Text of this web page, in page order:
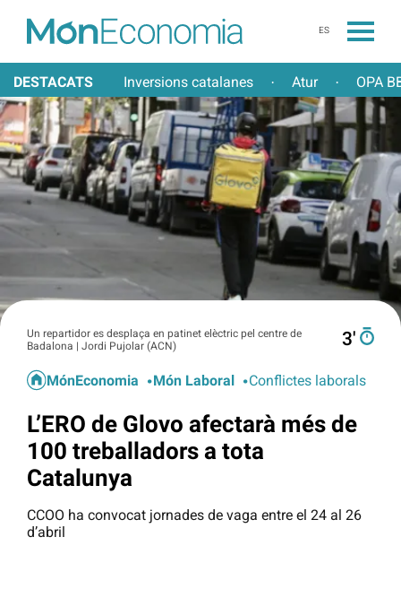
ES
DESTACATS Inversions catalanes · Atur · OPA
Un repartidor es desplaça en patinet elèctric pel centre de
Badalona | Jordi Pujolar (ACN)
3′
MónEconomia Món Laboral Conflictes laborals
L’ERO de Glovo afectarà més de
100 treballadors a tota
Catalunya
CCOO ha convocat jornades de vaga entre el 24 al 26
d’abril